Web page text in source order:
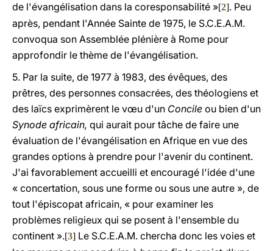
de l'évangélisation dans la coresponsabilité »[2]. Peu
après, pendant l'Année Sainte de 1975, le S.C.E.A.M.
convoqua son Assemblée plénière à Rome pour
approfondir le thème de l'évangélisation.
5. Par la suite, de 1977 à 1983, des évêques, des
prêtres, des personnes consacrées, des théologiens et
des laïcs exprimèrent le vœu d'un Concile ou bien d'un
Synode africain, qui aurait pour tâche de faire une
évaluation de l'évangélisation en Afrique en vue des
grandes options à prendre pour l'avenir du continent.
J'ai favorablement accueilli et encouragé l'idée d'une
« concertation, sous une forme ou sous une autre », de
tout l'épiscopat africain, « pour examiner les
problèmes religieux qui se posent à l'ensemble du
continent ».[3] Le S.C.E.A.M. chercha donc les voies et